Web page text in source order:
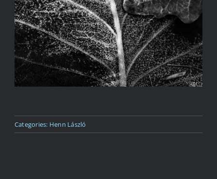
Categories: Henn László